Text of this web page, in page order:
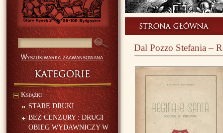
Wyszukiwarka zaawansowana
Książki
STARE DRUKI
BEZ CENZURY : DRUGI
OBIEG WYDAWNICZY W
Dal Pozzo Stefania –